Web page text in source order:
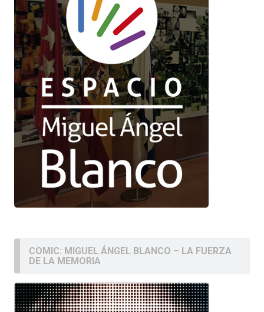
COMIC: MIGUEL ÁNGEL BLANCO – LA FUERZA
DE LA MEMORIA